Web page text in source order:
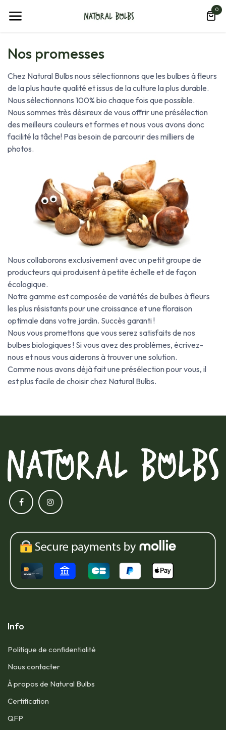
0
Nos promesses
Chez Natural Bulbs nous sélectionnons que les bulbes à fleurs
de la plus haute qualité et issus de la culture la plus durable.
Nous sélectionnons 100% bio chaque fois que possible.
Nous sommes très désireux de vous offrir une présélection
des meilleurs couleurs et formes et nous vous avons donc
facilité la tâche! Pas besoin de parcourir des milliers de
photos.
Nous collaborons exclusivement avec un petit groupe de
producteurs qui produisent à petite échelle et de façon
écologique.
Notre gamme est composée de variétés de bulbes à fleurs
les plus résistants pour une croissance et une floraison
optimale dans votre jardin. Succès garanti !
Nous vous promettons que vous serez satisfaits de nos
bulbes biologiques ! Si vous avez des problèmes, écrivez-
nous et nous vous aiderons à trouver une solution.​
Comme nous avons déjà fait une présélection pour vous, il
est plus facile de choisir chez Natural Bulbs.
Info
Politique de confidentialité
Nous contacter​
À propos de Natural Bulbs
Certification
QFP​